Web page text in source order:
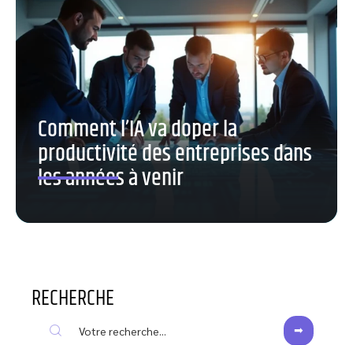
Comment l’IA va doper la
productivité des entreprises dans
les années à venir
RECHERCHE